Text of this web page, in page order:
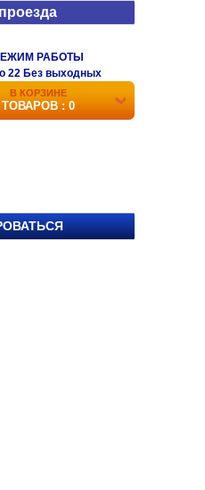
РАБОТЫ
22 Без выходных
В КОРЗИНЕ
ТОВАРОВ : 0